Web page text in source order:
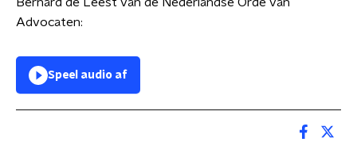
Advocaten:
Speel audio af